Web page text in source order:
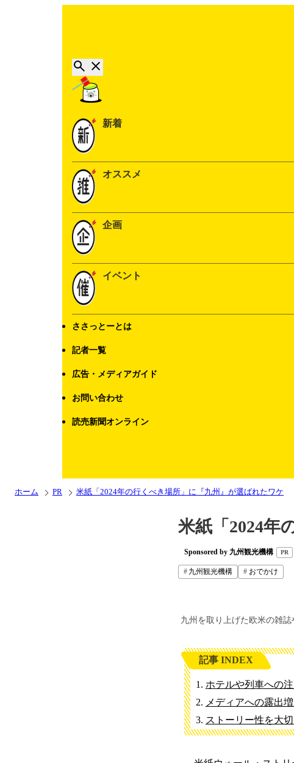
新着
オススメ
企画
イベント
ささっとーとは
記者一覧
広告・メディアガイド
お問い合わせ
読売新聞オンライン
ホーム PR 米紙「2024年の行くべき場所」に『九州』が選ばれたワケ
米紙「2024年
Sponsored by 九州観光機構 PR
九州観光機構 おでかけ
九州を取り上げた欧米の雑誌
記事 INDEX
ホテルや列車への注
メディアへの露出
ストーリー性を大